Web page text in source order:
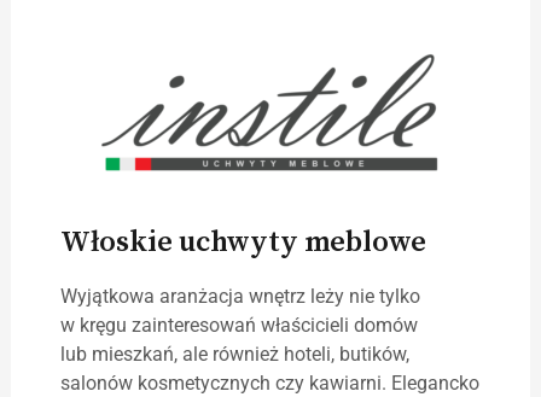
Włoskie uchwyty meblowe
Wyjątkowa aranżacja wnętrz leży nie tylko
w kręgu zainteresowań właścicieli domów
lub mieszkań, ale również hoteli, butików,
salonów kosmetycznych czy kawiarni. Elegancko